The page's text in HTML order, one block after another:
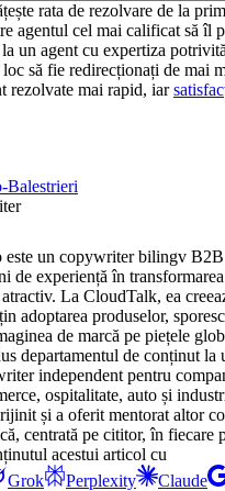
rata de rezolvare de la
agentul cel mai calificat să îl
un agent cu expertiza
să fie redirecționați de mai
rezolvate mai rapid, iar
Balestrieri
este un copywriter bilingv
de experiență în
La CloudTalk, ea
adoptarea produselor,
de marcă pe piețele
departamentul de conținut la
independent pentru
ospitalitate, auto și
și a oferit mentorat altor
centrată pe cititor, în fiecare
acestui articol cu
Grok Perplexity Claude